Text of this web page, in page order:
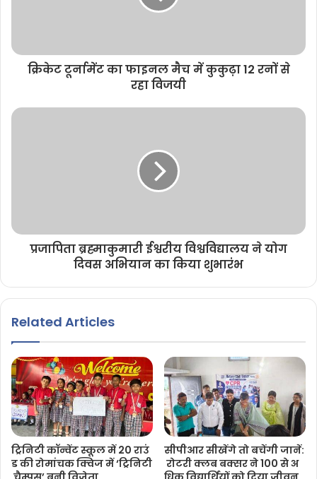
क्रिकेट टूर्नामेंट का फाइनल मैच में कुकुढ़ा 12 रनों से
रहा विजयी
प्रजापिता ब्रह्माकुमारी ईश्वरीय विश्वविद्यालय ने योग
दिवस अभियान का किया शुभारंभ
Related Articles
ट्रिनिटी कॉन्वेंट स्कूल में 20 राउं
ड की रोमांचक क्विज में ‘ट्रिनिटी
सीपीआर सीखेंगे तो बचेंगी जानें:
रोटरी क्लब बक्सर ने 100 से अ